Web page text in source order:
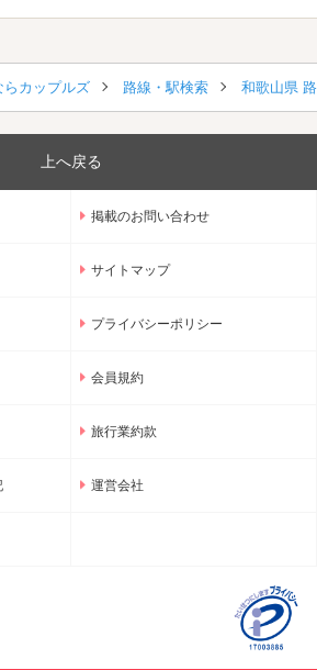
らカップルズ 路線・駅検索 和歌山県
上へ戻る
掲載のお問い合わせ
サイトマップ
プライバシーポリシー
会員規約
旅行業約款
運営会社